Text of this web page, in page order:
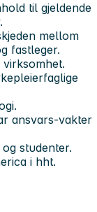
til gjeldende
mellom
fastleger.
virksomhet.
ansvars-vakter
studenter.
i hht.